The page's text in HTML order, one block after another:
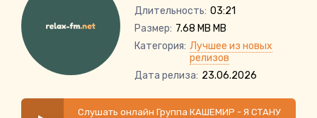
Длительность: 03:21
Размер: 7.68 MB MB
Категория: Лучшее из новых
релизов
Дата релиза: 23.06.2026
Слушать онлайн Группа КАШЕМИР - Я СТАНУ